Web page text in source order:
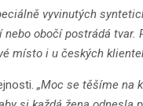
vyvinutých
obočí postrádá tvar.
místo i u českých
„Moc se těšíme na